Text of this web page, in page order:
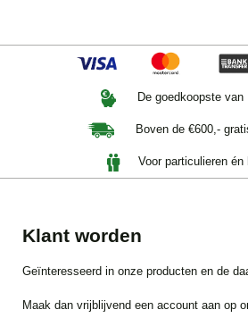
De goedkoopste van
Boven de €600,-
Voor particulieren én
Klant worden
Geïnteresseerd in onze producten en de
Maak dan vrijblijvend een account aan op